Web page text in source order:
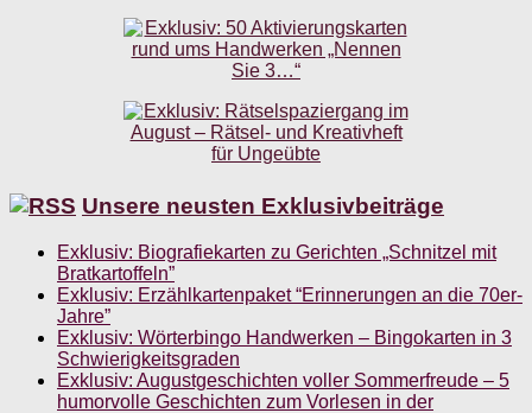
Unsere neusten Exklusivbeiträge
Exklusiv: Biografiekarten zu Gerichten „Schnitzel mit
Bratkartoffeln”
Exklusiv: Erzählkartenpaket “Erinnerungen an die 70er-
Jahre”
Exklusiv: Wörterbingo Handwerken – Bingokarten in 3
Schwierigkeitsgraden
Exklusiv: Augustgeschichten voller Sommerfreude – 5
humorvolle Geschichten zum Vorlesen in der